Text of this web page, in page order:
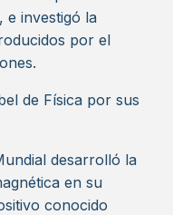
e investigó la
por el
de Física por sus
desarrolló la
en su
conocido